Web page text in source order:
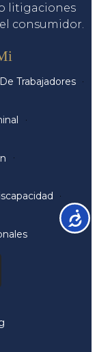
litigaciones
consumidor.
Trabajadores